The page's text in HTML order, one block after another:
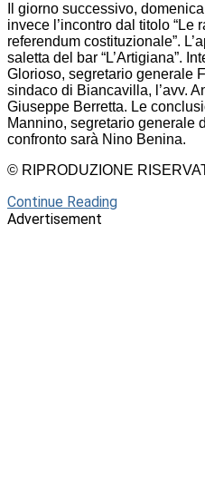
Il giorno successivo,
invece l’incontro dal titolo “Le
referendum costituzionale”.
saletta del bar “L’Artigiana”.
Glorioso, segretario generale
sindaco di Biancavilla, l’avv.
Giuseppe Berretta. Le
Mannino, segretario generale
confronto sarà Nino Benina.
© RIPRODUZIONE
Continue Reading
Advertisement